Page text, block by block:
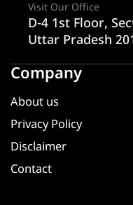
Visit Our Office
D-4 1st Floor,
Uttar Pradesh
Company
About us
Privacy Policy
Disclaimer
Contact